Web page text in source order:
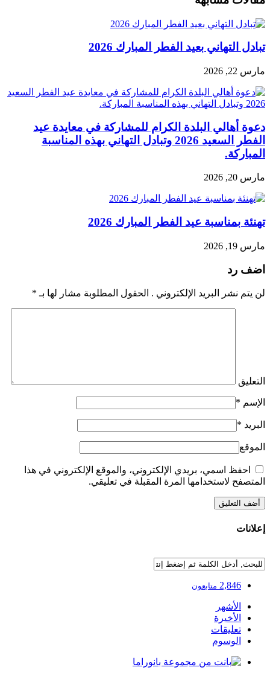
تبادل التهاني بعيد الفطر المبارك 2026
مارس 22, 2026
دعوة أهالي البلدة الكرام للمشاركة في معايدة عيد
الفطر السعيد 2026 وتبادل التهاني بهذه المناسبة
المباركة.
مارس 20, 2026
تهنئة بمناسبة عيد الفطر المبارك 2026
مارس 19, 2026
اضف رد
لن يتم نشر البريد الإلكتروني . الحقول المطلوبة مشار لها بـ *
التعليق
الإسم *
البريد *
الموقع
احفظ اسمي، بريدي الإلكتروني، والموقع الإلكتروني في هذا
المتصفح لاستخدامها المرة المقبلة في تعليقي.
إعلانات
2,846 متابعون
الأشهر
الأخيرة
تعليقات
الوسوم